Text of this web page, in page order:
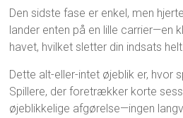
Den sidste fase er enkel, men
lander enten på en lille carrier—en
havet, hvilket sletter din indsats
Dette alt-eller-intet øjeblik er, hvor
Spillere, der foretrækker korte
øjeblikkelige afgørelse—ingen